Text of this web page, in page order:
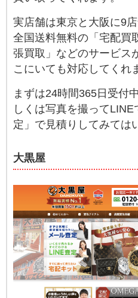
実店舗は東京と大阪に9
全国送料無料の「宅配買
張買取」などのサービス
こにいても対応してくれ
まずは24時間365日受付
しくは写真を撮って
定」で見積りしてみては
大黒屋